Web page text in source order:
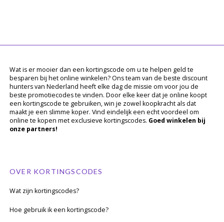
Wat is er mooier dan een kortingscode om u te helpen geld te
besparen bij het online winkelen? Ons team van de beste discount
hunters van Nederland heeft elke dag de missie om voor jou de
beste promotiecodes te vinden. Door elke keer dat je online koopt
een kortingscode te gebruiken, win je zowel koopkracht als dat
maakt je een slimme koper. Vind eindelijk een echt voordeel om
online te kopen met exclusieve kortingscodes. Goed winkelen bij
onze partners!
OVER KORTINGSCODES
Wat zijn kortingscodes?
Hoe gebruik ik een kortingscode?